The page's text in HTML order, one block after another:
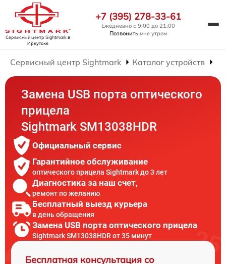
Сервисный центр Sightmarkв
Иркутске
+7 (395) 278-33-61
Ежедневно с 9:00 до 21:00
Позвонить мне утром
Сервисный центр Sightmark Каталог устройств
Замена USB порта оптического
прицела
Sightmark SM13038HDR
Официальный сервис
Гарантийное обслуживание
оптического прицела Sightmark до 3 лет
Диагностика за наш счет,
ремонт по желанию
Бесплатный выезд курьера
в день обращения
Замена USB порта оптического прицела
Sightmark SM13038HDR от 35 минут
Бесплатная консультация со